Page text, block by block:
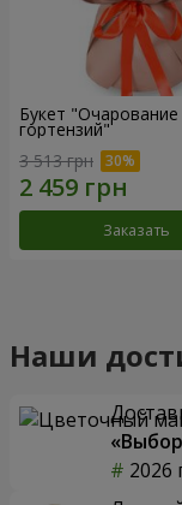
Букет "Очарование
гортензий"
3 513 грн
Заказать
Наши
2026